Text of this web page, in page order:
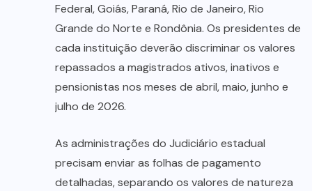
Federal, Goiás, Paraná, Rio de Janeiro, Rio
Grande do Norte e Rondônia. Os presidentes de
cada instituição deverão discriminar os valores
repassados a magistrados ativos, inativos e
pensionistas nos meses de abril, maio, junho e
julho de 2026.
As administrações do Judiciário estadual
precisam enviar as folhas de pagamento
detalhadas, separando os valores de natureza